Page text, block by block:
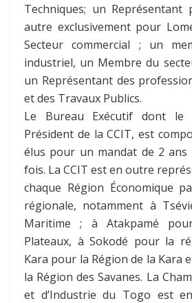
Techniques; un
autre exclusivement pour
Secteur commercial ; un
industriel, un Membre du
un Représentant des
et des Travaux Publics.
Le Bureau Exécutif dont le
Président de la CCIT, est
élus pour un mandat de 2 ans
fois. La CCIT est en outre
chaque Région Économique
régionale, notamment à
Maritime ; à Atakpamé
Plateaux, à Sokodé pour la
Kara pour la Région de la Kara
la Région des Savanes. La
et d’Industrie du Togo est